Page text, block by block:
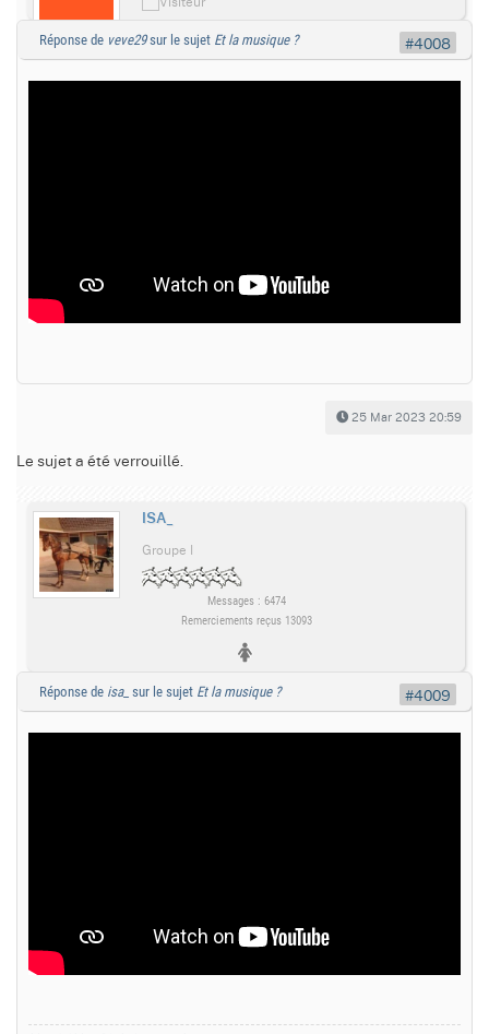
Réponse de veve29sur le sujet Et la musique ?
25 Mar 2023 20:59
#4008
Le sujet a été verrouillé.
ISA_
Groupe I
Messages : 6474
Remerciements reçus 13093
Réponse de isa_ sur le sujet Et la musique ? #4009